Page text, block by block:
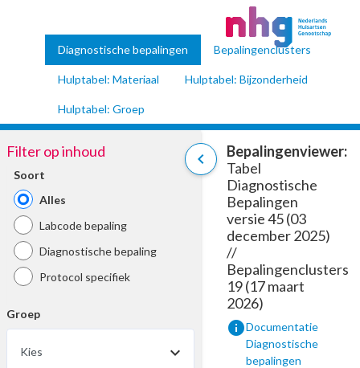
Diagnostische bepalingen Bepalingenclusters
Hulptabel: Materiaal Hulptabel: Bijzonderheid
Hulptabel: Groep
chevron_left
Filter op inhoud
Soort
Alles
Labcode bepaling
Diagnostische bepaling
Protocol specifiek
Groep
Kies
Bepalingenviewer:
Tabel
Diagnostische
Bepalingen
versie 45 (03
december 2025)
//
Bepalingenclusters
19 (17 maart
2026)
infoDocumentatie
Diagnostische
bepalingen